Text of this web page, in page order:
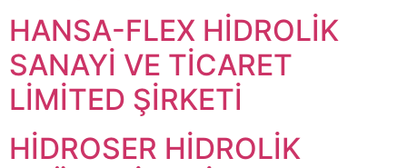
HANSA-FLEX HİDROLİK
SANAYİ VE TİCARET
LİMİTED ŞİRKETİ
HİDROSER HİDROLİK